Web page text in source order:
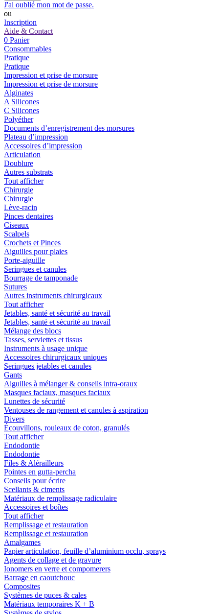
J'ai oublié mon mot de passe.
ou
Inscription
Aide & Contact
0 Panier
Consommables
Pratique
Pratique
Impression et prise de morsure
Impression et prise de morsure
Alginates
A Silicones
C Silicones
Polyéther
Documents d’enregistrement des morsures
Plateau d’impression
Accessoires d’impression
Articulation
Doublure
Autres substrats
Tout afficher
Chirurgie
Chirurgie
Lève-racin
Pinces dentaires
Ciseaux
Scalpels
Crochets et Pinces
Aiguilles pour plaies
Porte-aiguille
Seringues et canules
Bourrage de tamponade
Sutures
Autres instruments chirurgicaux
Tout afficher
Jetables, santé et sécurité au travail
Jetables, santé et sécurité au travail
Mélange des blocs
Tasses, serviettes et tissus
Instruments à usage unique
Accessoires chirurgicaux uniques
Seringues jetables et canules
Gants
Aiguilles à mélanger & conseils intra-oraux
Masques faciaux, masques faciaux
Lunettes de sécurité
Ventouses de rangement et canules à aspiration
Divers
Écouvillons, rouleaux de coton, granulés
Tout afficher
Endodontie
Endodontie
Files & Alérailleurs
Pointes en gutta-percha
Conseils pour écrire
Scellants & ciments
Matériaux de remplissage radiculaire
Accessoires et boîtes
Tout afficher
Remplissage et restauration
Remplissage et restauration
Amalgames
Papier articulation, feuille d’aluminium occlu, sprays
Agents de collage et de gravure
Ionomers en verre et compomerers
Barrage en caoutchouc
Composites
Systèmes de puces & cales
Matériaux temporaires K + B